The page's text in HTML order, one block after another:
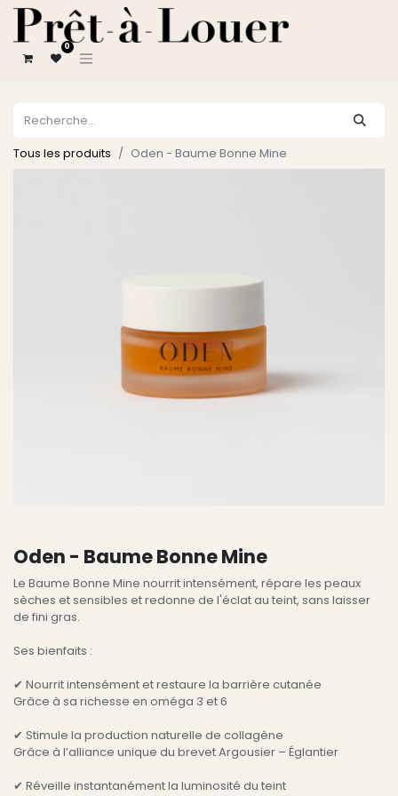
0
Tous les produits Oden - Baume Bonne Mine
Oden - Baume Bonne Mine
Le Baume Bonne Mine nourrit intensément, répare les peaux
sèches et sensibles et redonne de l'éclat au teint, sans laisser
de fini gras.
Ses bienfaits :
✔ Nourrit intensément et restaure la barrière cutanée
Grâce à sa richesse en oméga 3 et 6
✔ Stimule la production naturelle de collagène
Grâce à l’alliance unique du brevet Argousier – Églantier
✔ Réveille instantanément la luminosité du teint